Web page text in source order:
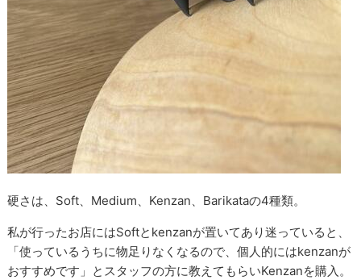
硬さは、Soft、Medium、Kenzan、Barikataの4種類。
私が行ったお店にはSoftとkenzanが置いてあり迷っていると、
「使っているうちに物足りなくなるので、個人的にはkenzanが
おすすめです」とスタッフの方に教えてもらいKenzanを購入。